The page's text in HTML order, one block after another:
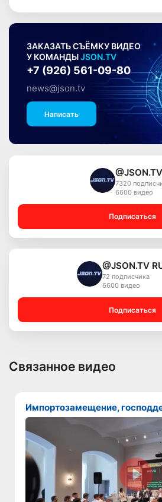
ЗАКАЗАТЬ СЪЁМКУ ВИДЕО
У КОМАНДЫJSON.TV
+7 (926) 561-09-80
news@json.tv
Написать
@JSON.TV
7320
6600 видео
Подписаться
@JSON.TV
72 подписчика
6600 видео
Подписаться
Связанное видео
Импортозамещение,
Смотреть